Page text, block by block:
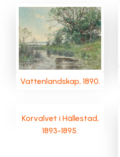
Vattenlandskap, 1890.
Korvalvet i Hällestad,
1893-1895.